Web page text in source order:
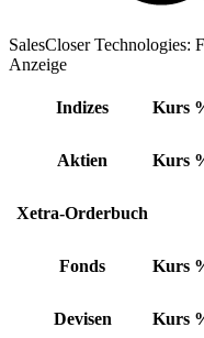
SalesCloser Technologies:
Anzeige
Indizes Kurs
Aktien Kurs
Xetra-Orderbuch
Fonds Kurs
Devisen Kurs